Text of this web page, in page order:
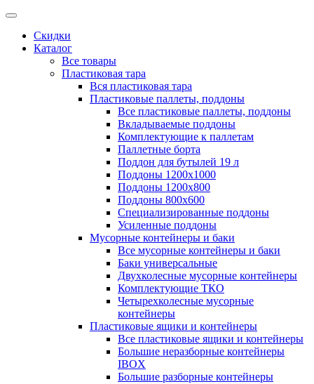
Скидки
Каталог
Все товары
Пластиковая тара
Вся пластиковая тара
Пластиковые паллеты, поддоны
Все пластиковые паллеты, поддоны
Вкладываемые поддоны
Комплектующие к паллетам
Паллетные борта
Поддон для бутылей 19 л
Поддоны 1200х1000
Поддоны 1200х800
Поддоны 800х600
Специализированные поддоны
Усиленные поддоны
Мусорные контейнеры и баки
Все мусорные контейнеры и баки
Баки универсальные
Двухколесные мусорные контейнеры
Комплектующие ТКО
Четырехколесные мусорные
контейнеры
Пластиковые ящики и контейнеры
Все пластиковые ящики и контейнеры
Большие неразборные контейнеры
IBOX
Большие разборные контейнеры